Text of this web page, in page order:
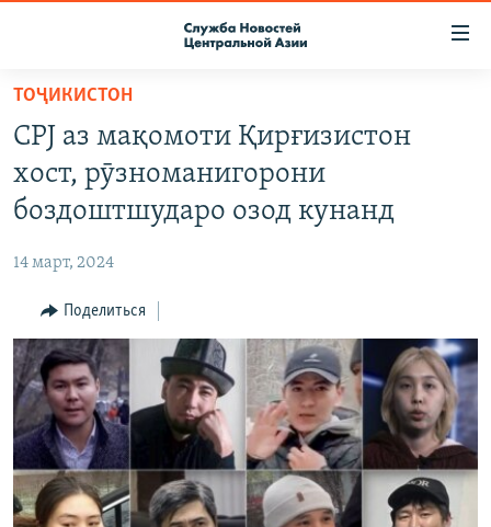
Вернуться
основному
содержанию
Вернутся
главной
навигации
Вернутся
поиску
ПОДПИСКА
КОНТАКТЫ
НАСТОЯЩЕЕ ВРЕМЯ
МИГРАНТ МЕДИА
ТОҶИКИСТОН
CPJ аз мақомоти Қирғизистон
хост, рӯзноманигорони
боздоштшударо озод кунанд
14 март, 2024
Поделиться